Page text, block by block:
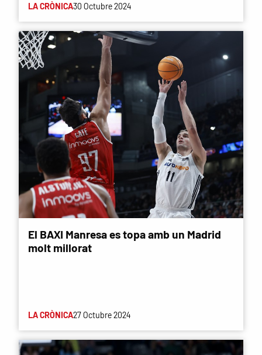
LA CRÒNICA30 Octubre 2024
El BAXI Manresa es topa amb un Madrid
molt millorat
LA CRÒNICA27 Octubre 2024